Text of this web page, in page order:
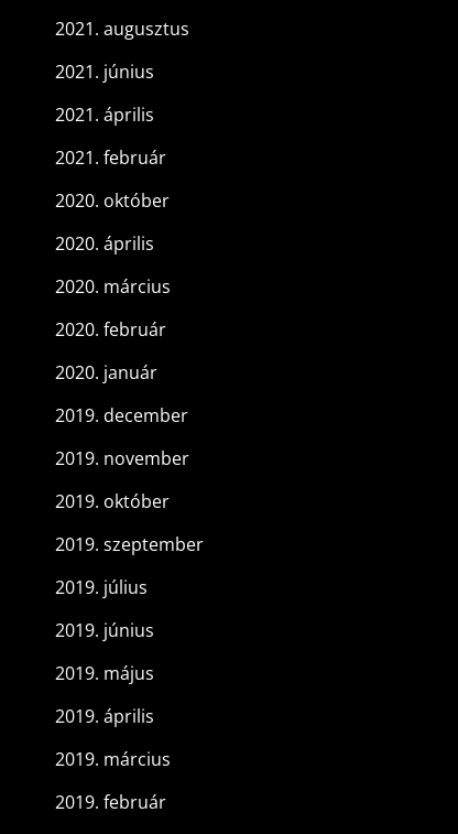
2021. augusztus
2021. június
2021. április
2021. február
2020. október
2020. április
2020. március
2020. február
2020. január
2019. december
2019. november
2019. október
2019. szeptember
2019. július
2019. június
2019. május
2019. április
2019. március
2019. február